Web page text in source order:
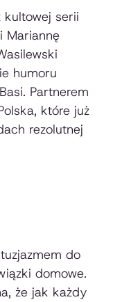
kultowej serii
Mariannę
humoru
Partnerem
które już
rezolutnej
do
domowe.
że jak każdy